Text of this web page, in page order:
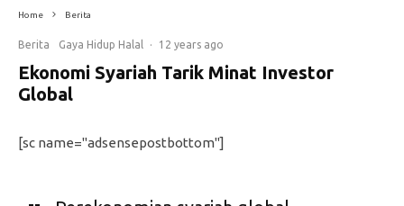
Home Berita
Berita Gaya Hidup Halal · 12 years ago
Ekonomi Syariah Tarik Minat Investor
Global
[sc name="adsensepostbottom"]